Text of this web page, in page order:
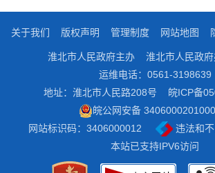
关于我们 版权声明 管理制度 网站地图
淮北市人民政府主办
淮北市人民政
运维电话：0561-3198639
地址：淮北市人民路208号
皖ICP备
皖公网安备
网站标识码：3406000012
违法和不
本站已支持IPV6访问